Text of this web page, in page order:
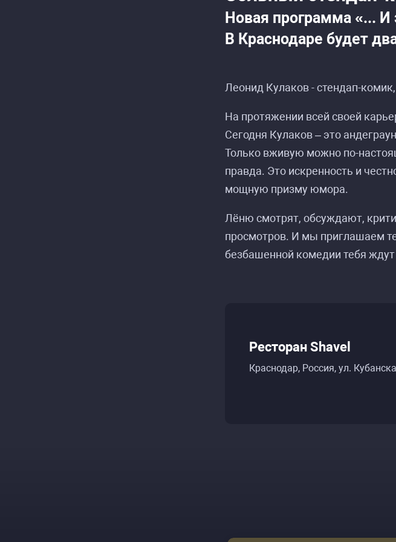
Новая программа «... И
В Краснодаре будет
Леонид Кулаков - стендап-
На протяжении всей своей
Сегодня Кулаков – это
Только вживую можно по-
правда. Это искренность и
мощную призму юмора.
Лёню смотрят, обсуждают,
просмотров. И мы приглашаем
безбашенной комедии тебя
Ресторан Shavel
Краснодар, Россия, ул.